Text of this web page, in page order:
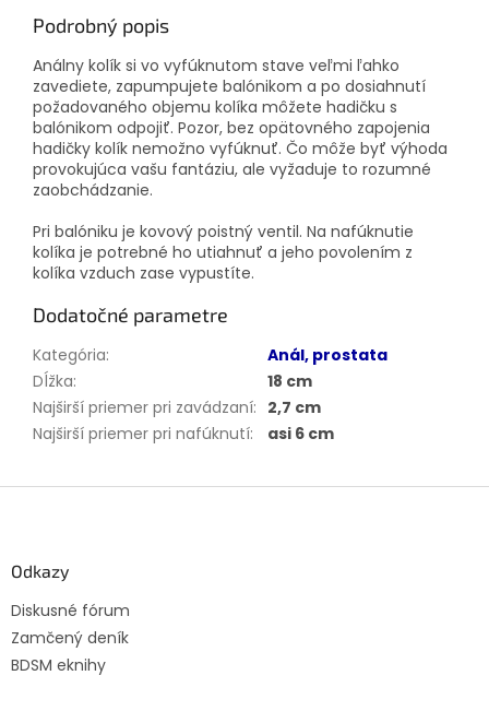
Podrobný popis
Análny kolík si vo vyfúknutom stave veľmi ľahko
zavediete, zapumpujete balónikom a po dosiahnutí
požadovaného objemu kolíka môžete hadičku s
balónikom odpojiť. Pozor, bez opätovného zapojenia
hadičky kolík nemožno vyfúknuť. Čo môže byť výhoda
provokujúca vašu fantáziu, ale vyžaduje to rozumné
zaobchádzanie.
Pri balóniku je kovový poistný ventil. Na nafúknutie
kolíka je potrebné ho utiahnuť a jeho povolením z
kolíka vzduch zase vypustíte.
Dodatočné parametre
Kategória:
Anál, prostata
Dĺžka:
18 cm
Najširší priemer pri zavádzaní: 2,7 cm
Najširší priemer pri nafúknutí: asi 6 cm
Odkazy
Diskusné fórum
Zamčený deník
BDSM eknihy